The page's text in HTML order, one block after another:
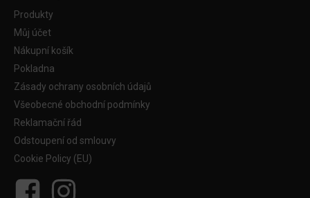
Produkty
Můj účet
Nákupní košík
Pokladna
Zásady ochrany osobních údajů
Všeobecné obchodní podmínky
Reklamační řád
Odstoupení od smlouvy
Cookie Policy (EU)